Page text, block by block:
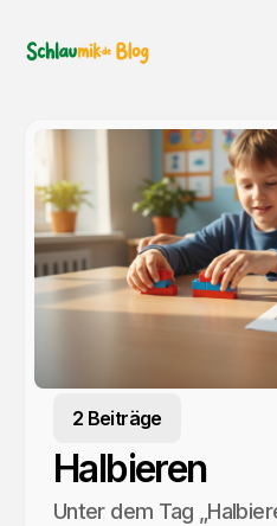
2 Beiträge
Halbieren
Unter dem Tag